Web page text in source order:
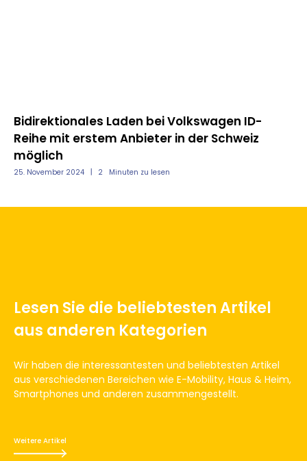
Lesen Sie die beliebtesten Artikel
aus anderen Kategorien
Wir haben die interessantesten und beliebtesten Artikel
aus verschiedenen Bereichen wie E-Mobility, Haus & Heim,
Smartphones und anderen zusammengestellt.
Weitere Artikel
Bidirektionales Laden bei Volkswagen ID-
Reihe mit erstem Anbieter in der Schweiz
möglich
25. November 2024 2 Minuten zu lesen